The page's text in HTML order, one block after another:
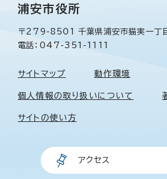
浦安市役所
〒279-8501 千葉県浦安市猫実一丁
電話：047-351-1111
サイトマップ 動作環境
個人情報の取り扱いについて
サイトの使い方
アクセス